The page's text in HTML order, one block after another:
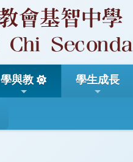
學與教 學生成長